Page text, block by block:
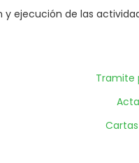
y ejecución de las
Tramite